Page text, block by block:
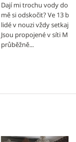
Dají mi trochu vody do
mě si odskočit? Ve 13
lidé v nouzi vždy setkají
Jsou propojené v síti
průběžně...